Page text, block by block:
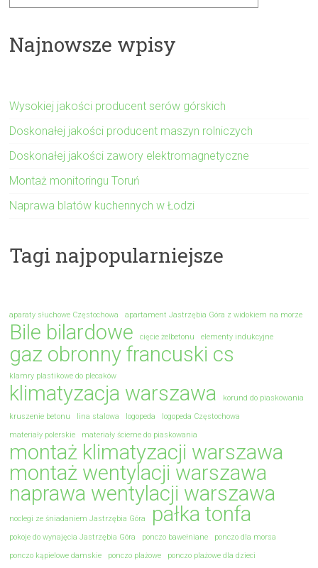
Najnowsze wpisy
Wysokiej jakości producent serów górskich
Doskonałej jakości producent maszyn rolniczych
Doskonałej jakości zawory elektromagnetyczne
Montaż monitoringu Toruń
Naprawa blatów kuchennych w Łodzi
Tagi najpopularniejsze
aparaty słuchowe Częstochowa apartament Jastrzębia Góra z widokiem na morze
Bile bilardowe cięcie żelbetonu elementy indukcyjne
gaz obronny francuski cs
klamry plastikowe do plecaków
klimatyzacja warszawa
korund do piaskowania
kruszenie betonu
lina stalowa logopeda
logopeda Częstochowa
materiały polerskie
materiały ścierne do piaskowania
montaż klimatyzacji warszawa
montaż wentylacji warszawa
naprawa wentylacji warszawa
noclegi ze śniadaniem Jastrzębia Góra pałka tonfa
pokoje do wynajęcia Jastrzębia Góra ponczo bawełniane
ponczo dla morsa
ponczo kąpielowe damskie
ponczo plażowe
ponczo plażowe dla dzieci